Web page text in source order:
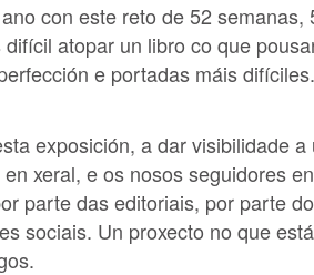
con este reto de 52
atopar un libro co que
e portadas máis
exposición, a dar visibilidade
xeral, e os nosos seguidores
parte das editoriais, por parte
sociais. Un proxecto no que